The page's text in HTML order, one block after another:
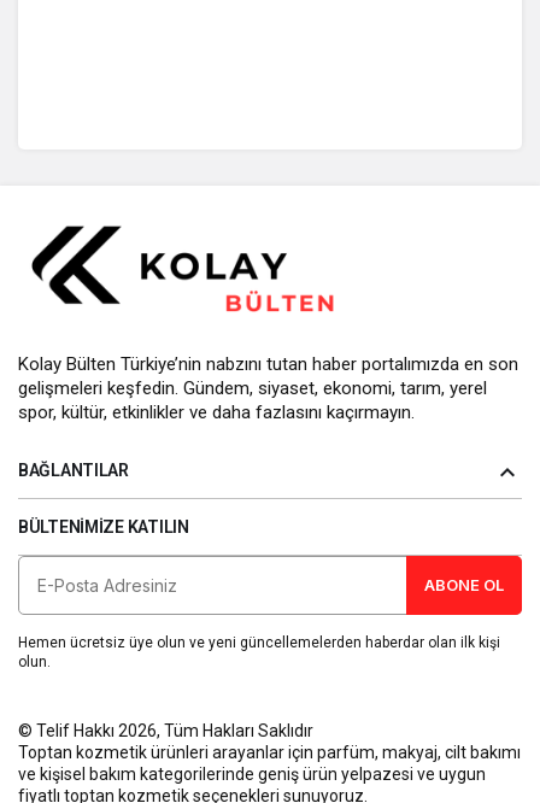
Kolay Bülten Türkiye’nin nabzını tutan haber portalımızda en son
gelişmeleri keşfedin. Gündem, siyaset, ekonomi, tarım, yerel
spor, kültür, etkinlikler ve daha fazlasını kaçırmayın.
BAĞLANTILAR
BÜLTENIMIZE KATILIN
ABONE OL
Hemen ücretsiz üye olun ve yeni güncellemelerden haberdar olan ilk kişi
olun.
© Telif Hakkı 2026, Tüm Hakları Saklıdır
Toptan kozmetik ürünleri arayanlar için parfüm, makyaj, cilt bakımı
ve kişisel bakım kategorilerinde geniş ürün yelpazesi ve uygun
fiyatlı toptan kozmetik seçenekleri sunuyoruz.